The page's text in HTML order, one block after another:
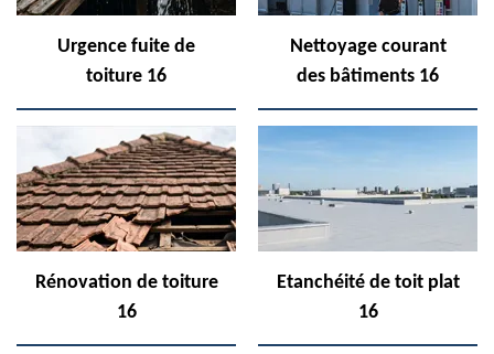
Urgence fuite de
toiture 16
Nettoyage courant
des bâtiments 16
Rénovation de toiture
16
Etanchéité de toit plat
16